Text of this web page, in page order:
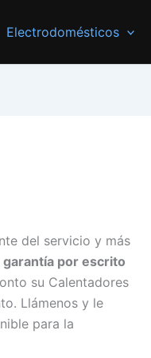
Electrodomésticos
del servicio y más
garantía por escrito
su Calentadores
Llámenos y le
para la